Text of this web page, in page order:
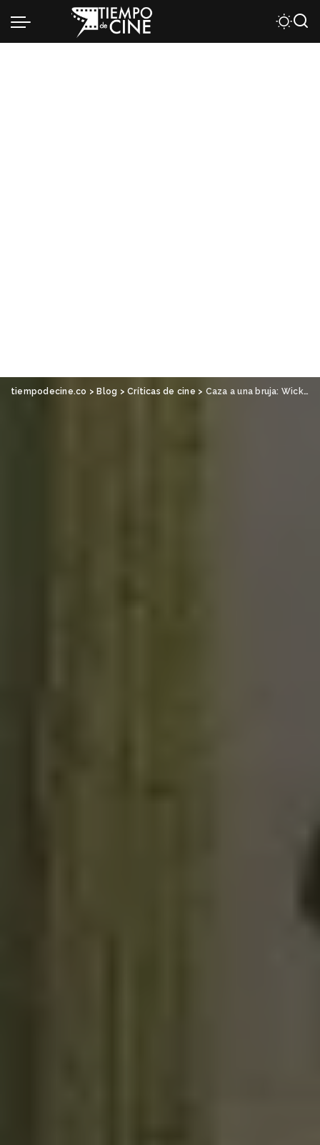
tiempodecine.co > Blog >Críticas de cine > Caza a una bruja: Wicked: Por siempre, de Jon M. Chu